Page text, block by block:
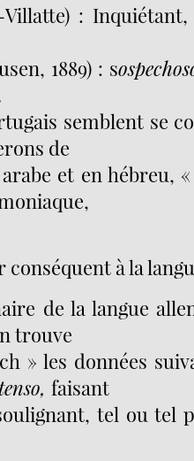
Villatte) :
1889) : s
semblent se
de
et en hébreu,
conséquent à la
de la langue
trouve
» les données
faisant
tel ou tel